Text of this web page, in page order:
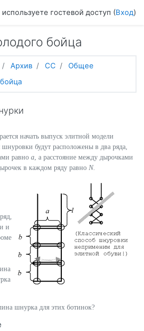
гостевой доступ (Вход)
бойца
Архив CC
Общее
начать выпуск элитной модели
будут расположены в два ряда,
равно a, а расстояние между дырочками
в каждом ряду равно N.
и
шнурка для этих ботинок?